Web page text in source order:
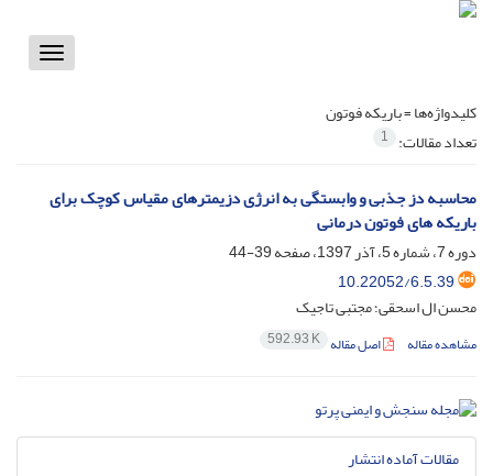
Toggle
کلیدواژه‌ها =باریکه فوتون
تعداد مقالات: 1
محاسبه دز جذبی و وابستگی به انرژی دزیمترهای مقیاس کوچک برای
باریکه های فوتون درمانی
دوره 7، شماره 5، آذر 1397، صفحه
39-44
10.22052/6.5.39
محسن ال اسحقی؛ مجتبی تاجیک
مشاهده مقاله اصل مقاله 592.93 K
مقالات آماده انتشار